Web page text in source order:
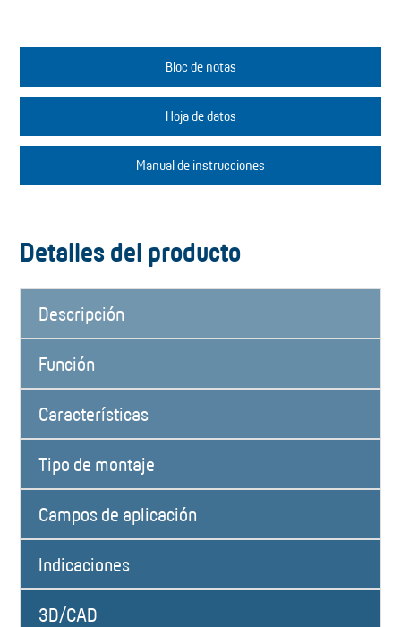
Bloc de notas
Hoja de datos
Manual de instrucciones
Detalles del producto
Descripción
Función
Características
Tipo de montaje
Campos de aplicación
Indicaciones
3D/CAD